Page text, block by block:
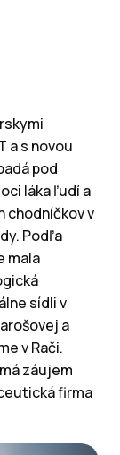
a s novou
pod
láka ľudí a
chodníčkov v
Podľa
mala
sídli v
a
v Rači.
záujem
firma